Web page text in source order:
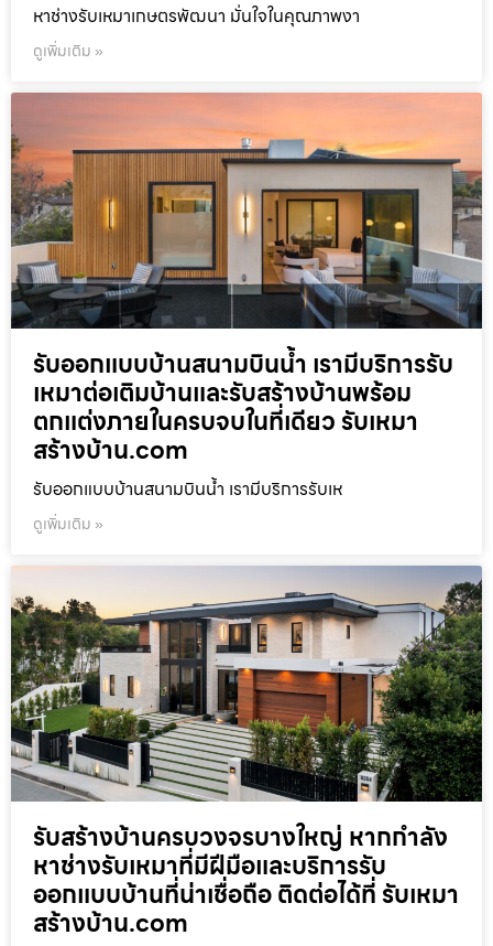
หาช่างรับเหมาเกษตรพัฒนา มั่นใจในคุณภาพงา
ดูเพิ่มเติม »
รับออกแบบบ้านสนามบินน้ำ เรามีบริการรับ
เหมาต่อเติมบ้านและรับสร้างบ้านพร้อม
ตกแต่งภายในครบจบในที่เดียว รับเหมา
สร้างบ้าน.com
รับออกแบบบ้านสนามบินน้ำ เรามีบริการรับเห
ดูเพิ่มเติม »
รับสร้างบ้านครบวงจรบางใหญ่ หากกำลัง
หาช่างรับเหมาที่มีฝีมือและบริการรับ
ออกแบบบ้านที่น่าเชื่อถือ ติดต่อได้ที่ รับเหมา
สร้างบ้าน.com